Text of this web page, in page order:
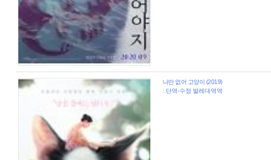
나만 없어 고양이 (2019)
: 단역-수정 발레대역역